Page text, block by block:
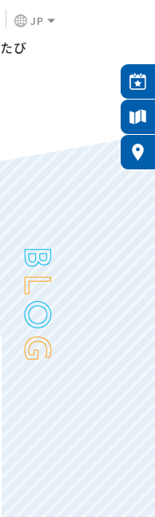
JP
び